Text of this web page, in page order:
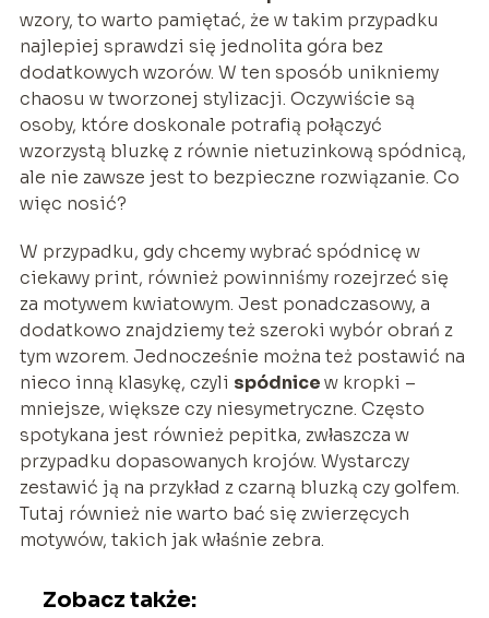
wzory, to warto pamiętać, że w takim przypadku
najlepiej sprawdzi się jednolita góra bez
dodatkowych wzorów. W ten sposób unikniemy
chaosu w tworzonej stylizacji. Oczywiście są
osoby, które doskonale potrafią połączyć
wzorzystą bluzkę z równie nietuzinkową spódnicą,
ale nie zawsze jest to bezpieczne rozwiązanie. Co
więc nosić?
W przypadku, gdy chcemy wybrać spódnicę w
ciekawy print, również powinniśmy rozejrzeć się
za motywem kwiatowym. Jest ponadczasowy, a
dodatkowo znajdziemy też szeroki wybór obrań z
tym wzorem. Jednocześnie można też postawić na
nieco inną klasykę, czyli spódnicew kropki –
mniejsze, większe czy niesymetryczne. Często
spotykana jest również pepitka, zwłaszcza w
przypadku dopasowanych krojów. Wystarczy
zestawić ją na przykład z czarną bluzką czy golfem.
Tutaj również nie warto bać się zwierzęcych
motywów, takich jak właśnie zebra.
Zobacz także: